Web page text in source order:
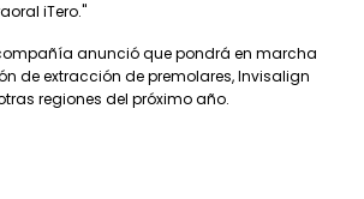
iTero."
anunció que pondrá en marcha
de extracción de premolares, Invisalign
regiones del próximo año.